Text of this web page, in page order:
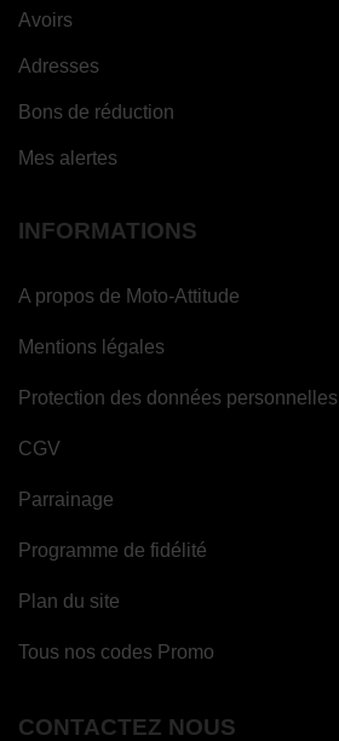
Avoirs
Adresses
Bons de réduction
Mes alertes
INFORMATIONS
A propos de Moto-Attitude
Mentions légales
Protection des données personnelles
CGV
Parrainage
Programme de fidélité
Plan du site
Tous nos codes Promo
CONTACTEZ NOUS